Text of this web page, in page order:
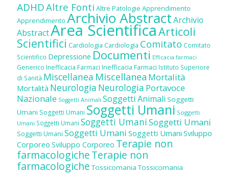
ADHDAltre Fonti Altre Patologie Apprendimento
Apprendimento Archivio AbstractArchivio
AbstractArea ScientificaArticoli
Scientifici Cardiologia Cardiologia Comitato Comitato
Scientifico Depressione Documenti Efficacia farmaci
Generico Inefficacia Farmaci Inefficacia Farmaci Istituto Superiore
di Sanità Miscellanea Miscellanea Mortalità
Mortalità Neurologia Neurologia Portavoce
Nazionale Soggetti Animali Soggetti Animali Soggetti
Umani Soggetti Umani Soggetti Umani Soggetti
Umani Soggetti Umani Soggetti UmaniSoggetti Umani
Soggetti Umani Soggetti Umani Soggetti Umani Sviluppo
Corporeo Sviluppo Corporeo Terapie non
farmacologicheTerapie non
farmacologiche Tossicomania Tossicomania